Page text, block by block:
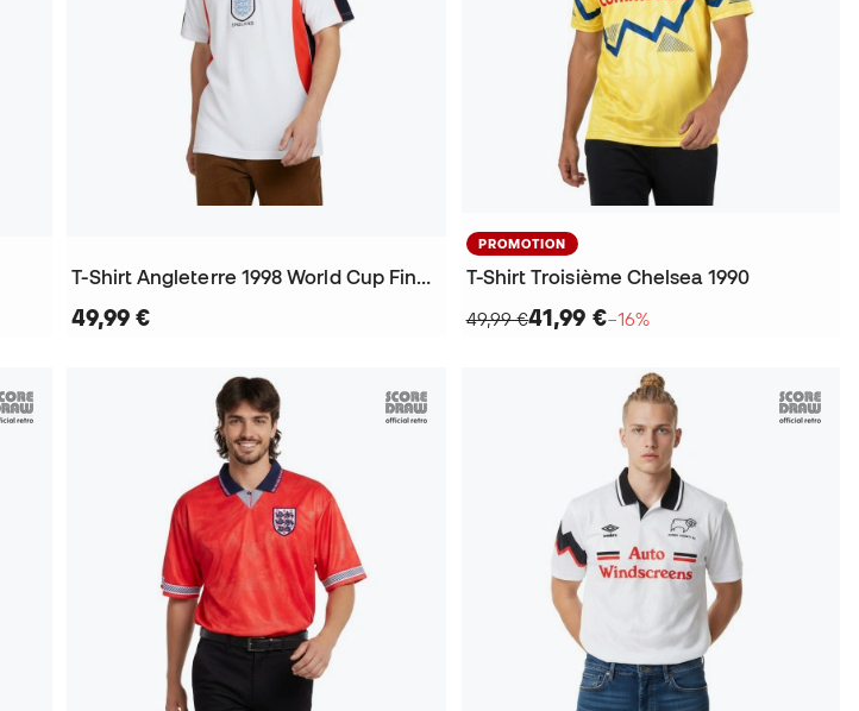
T-Shirt Angleterre 1998 World Cup Finals
49,99 €
PROMOTION
T-Shirt Troisième Chelsea 1990
49,99 €41,99 €−16%